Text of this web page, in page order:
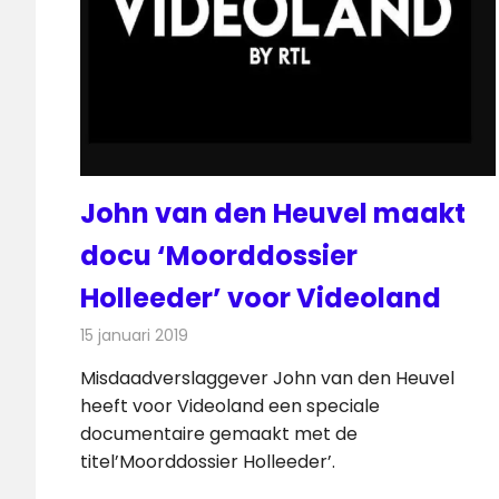
John van den Heuvel maakt
docu ‘Moorddossier
Holleeder’ voor Videoland
15 januari 2019
Misdaadverslaggever John van den Heuvel
heeft voor Videoland een speciale
documentaire gemaakt met de
titel’Moorddossier Holleeder’.